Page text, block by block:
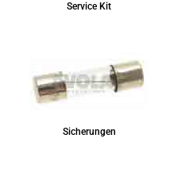
Service Kit
Sicherungen